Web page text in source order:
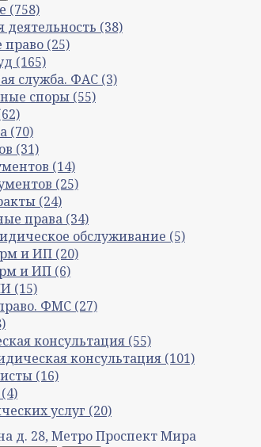
(758)
(38)
(25)
(165)
служба. ФАС (3)
споры (55)
(70)
(31)
(14)
(25)
(24)
права (34)
обслуживание (5)
и ИП (20)
и ИП (6)
(15)
ФМС (27)
консультация (55)
консультация (101)
(16)
(4)
услуг (20)
д. 28, Метро Проспект Мира